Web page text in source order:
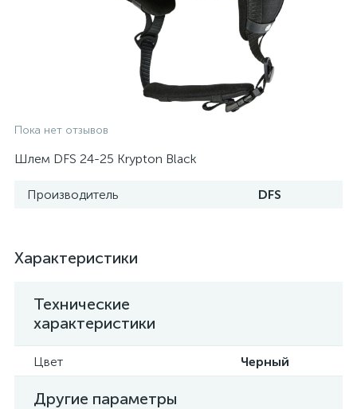
Пока нет отзывов
Шлем DFS 24-25 Krypton Black
Производитель DFS
Характеристики
Технические
характеристики
Цвет Черный
Другие параметры